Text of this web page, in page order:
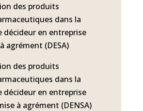
des produits
dans la
décideur en entreprise
agrément (DESA)
des produits
dans la
décideur en entreprise
à agrément (DENSA)